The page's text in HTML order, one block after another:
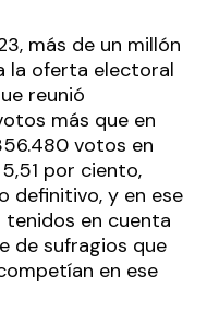
más de un millón
la oferta electoral
reunió
más que en
votos en
por ciento,
definitivo, y en ese
en cuenta
de sufragios que
en ese